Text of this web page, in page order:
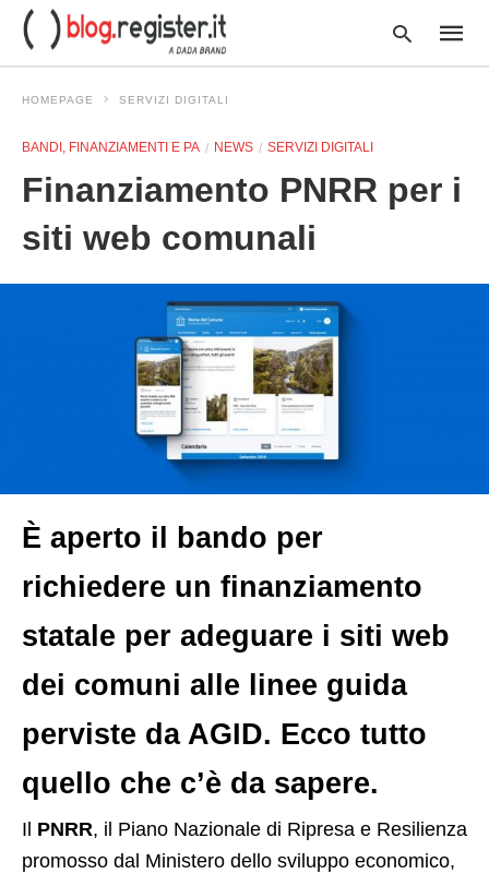
your
search
HOMEPAGE SERVIZI DIGITALI
BANDI, FINANZIAMENTI E PA NEWS SERVIZI DIGITALI
Finanziamento PNRR per i
siti web comunali
È aperto il bando per
richiedere un finanziamento
statale per adeguare i siti web
dei comuni alle linee guida
perviste da AGID. Ecco tutto
quello che c’è da sapere.
I PNRR, il Piano Nazionale di Ripresa e Resilienza
promosso dal Ministero dello sviluppo economico,